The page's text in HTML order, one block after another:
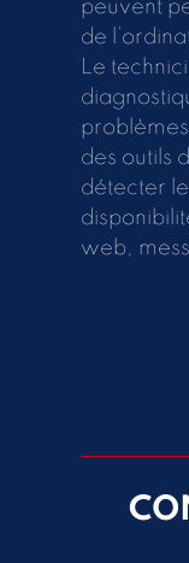
peuvent
de
Le
des outils
détecter
web,